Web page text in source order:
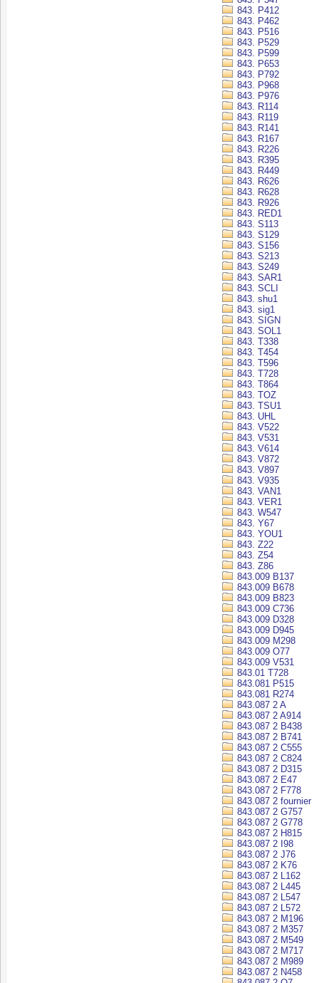
843. P412
843. P462
843. P516
843. P529
843. P599
843. P653
843. P792
843. P968
843. P976
843. R114
843. R119
843. R141
843. R167
843. R226
843. R395
843. R449
843. R626
843. R628
843. R926
843. RED1
843. S113
843. S129
843. S156
843. S213
843. S249
843. SAR1
843. SCLI
843. shu1
843. sig1
843. SIGN
843. SOL1
843. T338
843. T454
843. T596
843. T728
843. T864
843. TOZ
843. TSU1
843. UHL
843. V522
843. V531
843. V614
843. V872
843. V897
843. V935
843. VAN1
843. VER1
843. W547
843. Y67
843. YOU1
843. Z22
843. Z54
843. Z86
843.009 B137
843.009 B678
843.009 B823
843.009 C736
843.009 D328
843.009 D945
843.009 M298
843.009 O77
843.009 V531
843.01 T728
843.081 P515
843.081 R274
843.087 2 A
843.087 2 A914
843.087 2 B438
843.087 2 B741
843.087 2 C555
843.087 2 C824
843.087 2 D315
843.087 2 E47
843.087 2 F778
843.087 2 fournier
843.087 2 G757
843.087 2 G778
843.087 2 H815
843.087 2 I98
843.087 2 J76
843.087 2 K76
843.087 2 L162
843.087 2 L445
843.087 2 L547
843.087 2 L572
843.087 2 M196
843.087 2 M357
843.087 2 M549
843.087 2 M717
843.087 2 M989
843.087 2 N458